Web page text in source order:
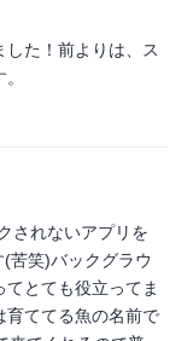
た！前よりは、ス
されないアプリを
苦笑)バックグラウ
とても役立ってま
育ててる魚の名前で